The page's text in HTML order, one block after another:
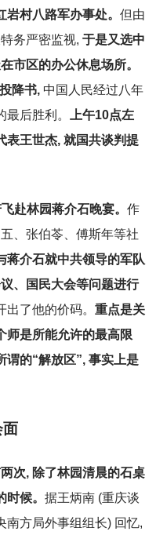
村八路军办事处。 但由
务严密监视, 于是又选中
市区的办公休息场所。
降书, 中国人民经过八年
后胜利。
上午10点左
表王世杰, 就国共谈判提
赴林园蒋介石晚宴。 作
、张伯苓、傅斯年等社
蒋介石就中共领导的军队
、国民大会等问题进行
了他的价码。 重点是关
师是所能允许的最高限
谓的“解放区”, 事实上是
次, 除了林园清晨的石桌
候。 据王炳南 (重庆谈
南方局外事组组长) 回忆,